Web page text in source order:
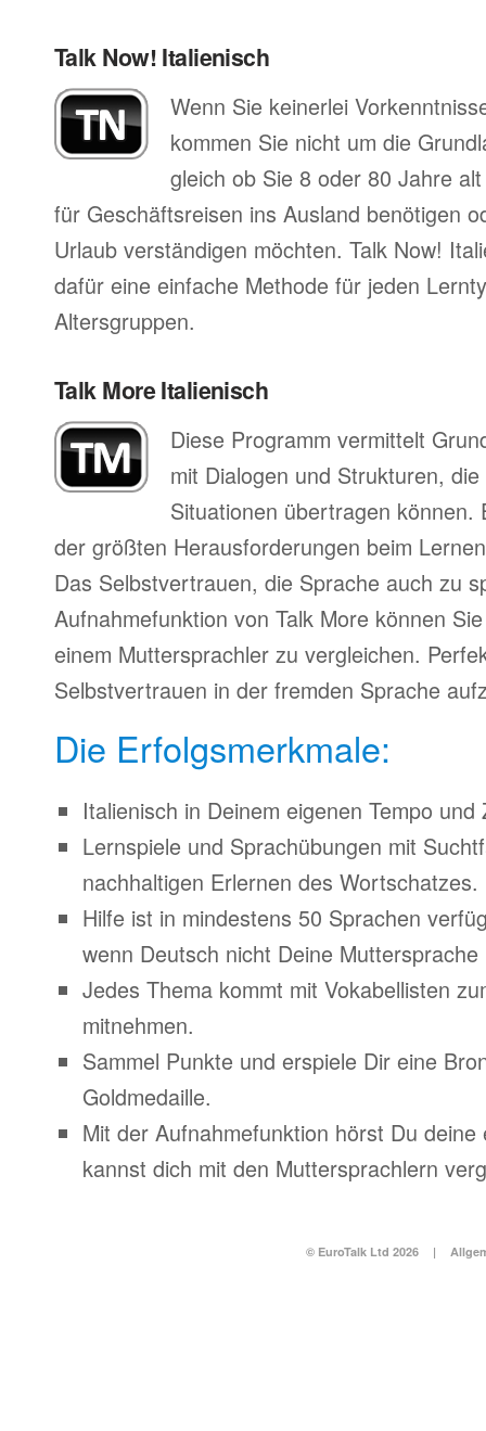
Talk Now! Italienisch
Wenn Sie keinerlei
kommen Sie nicht um die
gleich ob Sie 8 oder 80 Jahre
für Geschäftsreisen ins Ausland benötigen
Urlaub verständigen möchten. Talk Now!
dafür eine einfache Methode für jeden
Altersgruppen.
Talk More Italienisch
Diese Programm vermittelt
mit Dialogen und Strukturen,
Situationen übertragen können.
der größten Herausforderungen beim
Das Selbstvertrauen, die Sprache auch zu
Aufnahmefunktion von Talk More können
einem Muttersprachler zu vergleichen.
Selbstvertrauen in der fremden Sprache
Die Erfolgsmerkmale:
Italienisch in Deinem eigenen Tempo
Lernspiele und Sprachübungen mit
nachhaltigen Erlernen des Wortschatzes.
Hilfe ist in mindestens 50 Sprachen
wenn Deutsch nicht Deine Muttersprache
Jedes Thema kommt mit Vokabellisten
mitnehmen.
Sammel Punkte und erspiele Dir eine
Goldmedaille.
Mit der Aufnahmefunktion hörst Du deine
kannst dich mit den Muttersprachlern
© EuroTalk Ltd 2026 |